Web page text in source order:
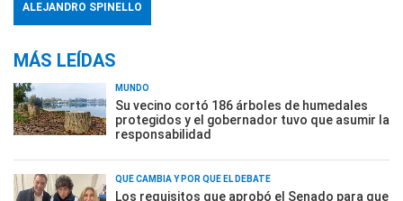
ALEJANDRO SPINELLO
MÁS LEÍDAS
MUNDO
Su vecino cortó 186 árboles de humedales
protegidos y el gobernador tuvo que asumir la
responsabilidad
QUÉ CAMBIA Y POR QUÉ EL DEBATE
Los requisitos que aprobó el Senado para que